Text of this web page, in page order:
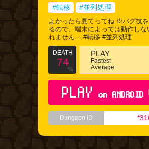
#転移 #並列処理
よかったら見てってね ※バグ技
るので、端末によっては動作しな
れません… #転移 #並列処理
DEATH
74
%
PLAY
Fastest
Average
PLAY on ANDROID
Dungeon ID